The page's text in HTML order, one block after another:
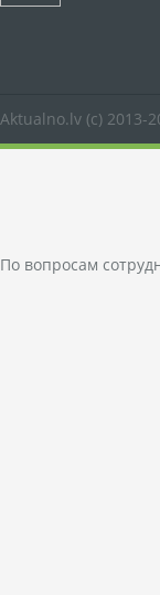
Aktualno.lv (c) 2013-
По вопросам